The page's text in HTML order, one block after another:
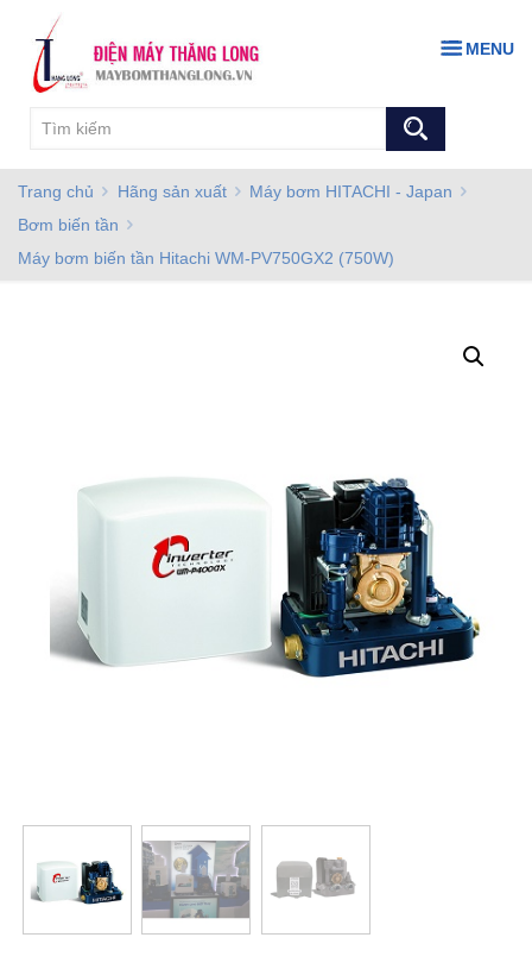
MENU
Trang chủ Hãng sản xuất
Máy bơm HITACHI - Japan
Bơm biến tần
Máy bơm biến tần Hitachi WM-PV750GX2 (750W)